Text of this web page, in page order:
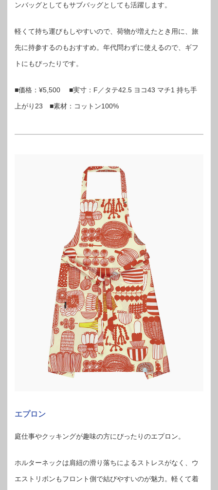
ンバッグとしてもサブバッグとしても活躍します。
軽くて持ち運びもしやすいので、荷物が増えたとき用に、旅
先に持参するのもおすすめ。年代問わずに使えるので、ギフ
トにもぴったりです。
■価格：¥5,500 ■実寸：F／タテ42.5 ヨコ43 マチ1 持ち手
上がり23 ■素材：コットン100%
エプロン
庭仕事やクッキングが趣味の方にぴったりのエプロン。
ホルターネックは肩紐の滑り落ちによるストレスがなく、ウ
エストリボンもフロント側で結びやすいのが魅力。軽くて着